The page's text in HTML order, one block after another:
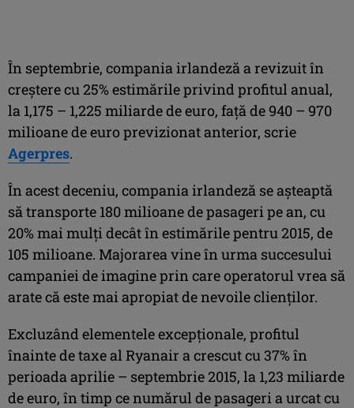
În septembrie, compania irlandeză a revizuit în
creştere cu 25% estimările privind profitul anual,
la 1,175 – 1,225 miliarde de euro, faţă de 940 – 970
milioane de euro previzionat anterior, scrie
Agerpres.
În acest deceniu, compania irlandeză se aşteaptă
să transporte 180 milioane de pasageri pe an, cu
20% mai mulţi decât în estimările pentru 2015, de
105 milioane. Majorarea vine în urma succesului
campaniei de imagine prin care operatorul vrea să
arate că este mai apropiat de nevoile clienţilor.
Excluzând elementele excepţionale, profitul
înainte de taxe al Ryanair a crescut cu 37% în
perioada aprilie – septembrie 2015, la 1,23 miliarde
de euro, în timp ce numărul de pasageri a urcat cu